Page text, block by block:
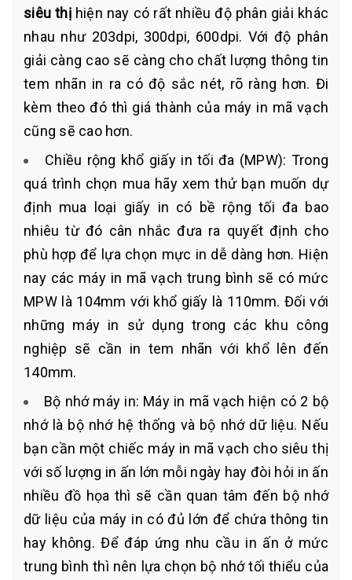
siêu thịhiện nay có rất nhiều độ phân giải khác
nhau như 203dpi, 300dpi, 600dpi. Với độ phân
giải càng cao sẽ càng cho chất lượng thông tin
tem nhãn in ra có độ sắc nét, rõ ràng hơn. Đi
kèm theo đó thì giá thành của máy in mã vạch
cũng sẽ cao hơn.
Chiều rộng khổ giấy in tối đa (MPW): Trong
quá trình chọn mua hãy xem thử bạn muốn dự
định mua loại giấy in có bề rộng tối đa bao
nhiêu từ đó cân nhắc đưa ra quyết định cho
phù hợp để lựa chọn mực in dễ dàng hơn. Hiện
nay các máy in mã vạch trung bình sẽ có mức
MPW là 104mm với khổ giấy là 110mm. Đối với
những máy in sử dụng trong các khu công
nghiệp sẽ cần in tem nhãn với khổ lên đến
140mm.
Bộ nhớ máy in: Máy in mã vạch hiện có 2 bộ
nhớ là bộ nhớ hệ thống và bộ nhớ dữ liệu. Nếu
bạn cần một chiếc máy in mã vạch cho siêu thị
với số lượng in ấn lớn mỗi ngày hay đòi hỏi in ấn
nhiều đồ họa thì sẽ cần quan tâm đến bộ nhớ
dữ liệu của máy in có đủ lớn để chứa thông tin
hay không. Để đáp ứng nhu cầu in ấn ở mức
trung bình thì nên lựa chọn bộ nhớ tối thiểu của